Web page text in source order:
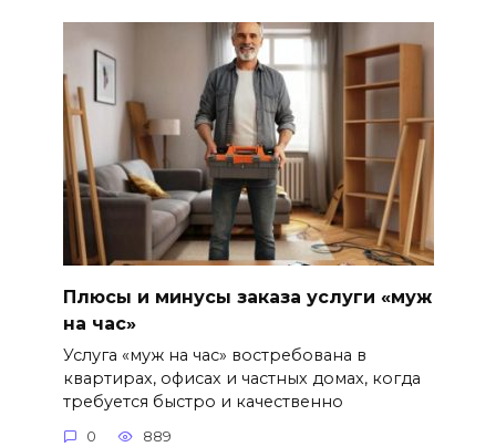
Плюсы и минусы заказа услуги «муж
на час»
Услуга «муж на час» востребована в
квартирах, офисах и частных домах, когда
требуется быстро и качественно
0 889